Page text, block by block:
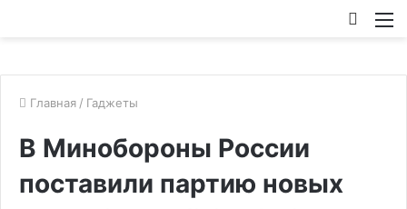
Главная / Гаджеты
В Минобороны России
поставили партию новых